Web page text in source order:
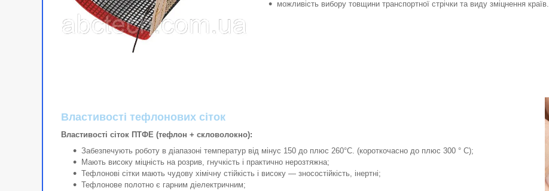
можливість вибору товщини транспортної стрічки та виду зміцнення країв.
Властивості тефлонових сіток
Властивості сіток ПТФЕ (тефлон + скловолокно):
Забезпечують роботу в діапазоні температур від мінус 150 до плюс 260°C. (короткочасно до плюс 300 ° C);
Мають високу міцність на розрив, гнучкість і практично нерозтяжна;
Тефлонові сітки мають чудову хімічну стійкість і високу — зносостійкість, інертні;
Тефлонове полотно є гарним діелектричним;